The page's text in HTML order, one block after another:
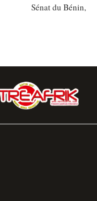
Sénat du Bénin,